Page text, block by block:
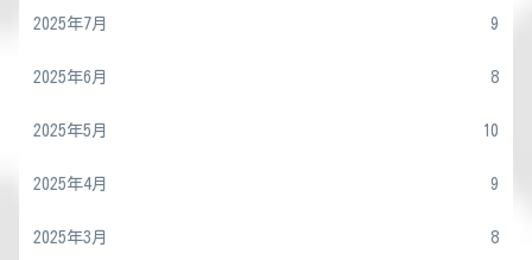
2025年7月 9
2025年6月 8
2025年5月 10
2025年4月 9
2025年3月 8